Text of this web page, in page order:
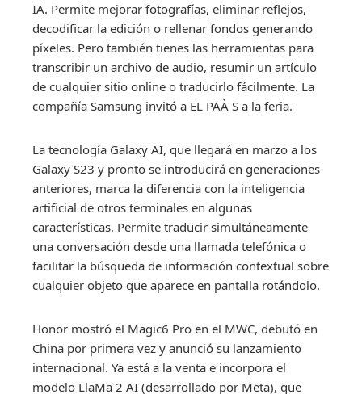
IA. Permite mejorar fotografías, eliminar reflejos,
decodificar la edición o rellenar fondos generando
píxeles. Pero también tienes las herramientas para
transcribir un archivo de audio, resumir un artículo
de cualquier sitio online o traducirlo fácilmente. La
compañía Samsung invitó a EL PAÀ S a la feria.
La tecnología Galaxy AI, que llegará en marzo a los
Galaxy S23 y pronto se introducirá en generaciones
anteriores, marca la diferencia con la inteligencia
artificial de otros terminales en algunas
características. Permite traducir simultáneamente
una conversación desde una llamada telefónica o
facilitar la búsqueda de información contextual sobre
cualquier objeto que aparece en pantalla rotándolo.
Honor mostró el Magic6 Pro en el MWC, debutó en
China por primera vez y anunció su lanzamiento
internacional. Ya está a la venta e incorpora el
modelo LlaMa 2 AI (desarrollado por Meta), que